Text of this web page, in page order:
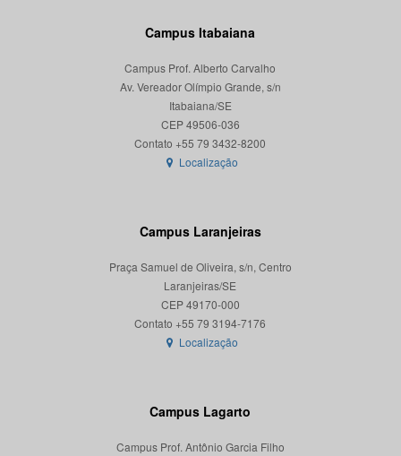
Campus Itabaiana
Campus Prof. Alberto Carvalho
Av. Vereador Olímpio Grande, s/n
Itabaiana/SE
CEP 49506-036
Localização
Campus Laranjeiras
Praça Samuel de Oliveira, s/n, Centro
Laranjeiras/SE
CEP 49170-000
Localização
Campus Lagarto
Campus Prof. Antônio Garcia Filho